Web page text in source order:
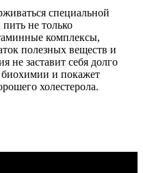
специальной
не только
комплексы,
полезных веществ и
не заставит себя долго
и покажет
холестерола.